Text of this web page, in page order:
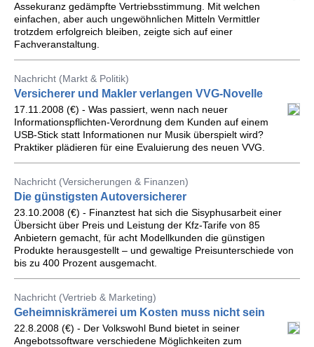
Assekuranz gedämpfte Vertriebsstimmung. Mit welchen
einfachen, aber auch ungewöhnlichen Mitteln Vermittler
trotzdem erfolgreich bleiben, zeigte sich auf einer
Fachveranstaltung.
Nachricht (Markt & Politik)
Versicherer und Makler verlangen VVG-Novelle
17.11.2008 (€) - Was passiert, wenn nach neuer
Informationspflichten-Verordnung dem Kunden auf einem
USB-Stick statt Informationen nur Musik überspielt wird?
Praktiker plädieren für eine Evaluierung des neuen VVG.
Nachricht (Versicherungen & Finanzen)
Die günstigsten Autoversicherer
23.10.2008 (€) - Finanztest hat sich die Sisyphusarbeit einer
Übersicht über Preis und Leistung der Kfz-Tarife von 85
Anbietern gemacht, für acht Modellkunden die günstigen
Produkte herausgestellt – und gewaltige Preisunterschiede von
bis zu 400 Prozent ausgemacht.
Nachricht (Vertrieb & Marketing)
Geheimniskrämerei um Kosten muss nicht sein
22.8.2008 (€) - Der Volkswohl Bund bietet in seiner
Angebotssoftware verschiedene Möglichkeiten zum